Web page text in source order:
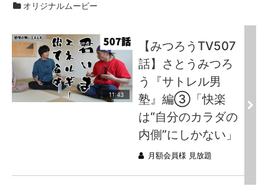
オリジナルムービー
11:43
【みつろうTV507
話】さとうみつろ
う『サトレル男
塾』編③「快楽
は“自分のカラダの
内側”にしかない」
月額会員様 見放題